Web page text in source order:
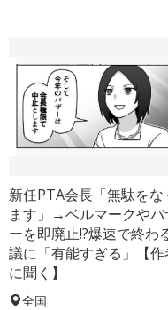
新任PTA会長「無駄をな
ます」→ベルマークやバ
ーを即廃止!?爆速で終わ
議に「有能すぎる」【作
に聞く】
全国